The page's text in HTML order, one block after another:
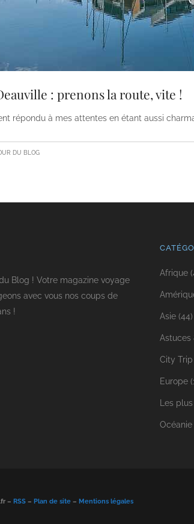
: prenons la route, vite !
répondu à mes attentes en étant aussi
DU BLOG
Blog ! Votre magazine voyage
avec vous nos coups de
!
Afrique
Asie(44)
Astuces
City Trip
Europe
Les
Océanie
–RSS –Plan de site –Mentions légales